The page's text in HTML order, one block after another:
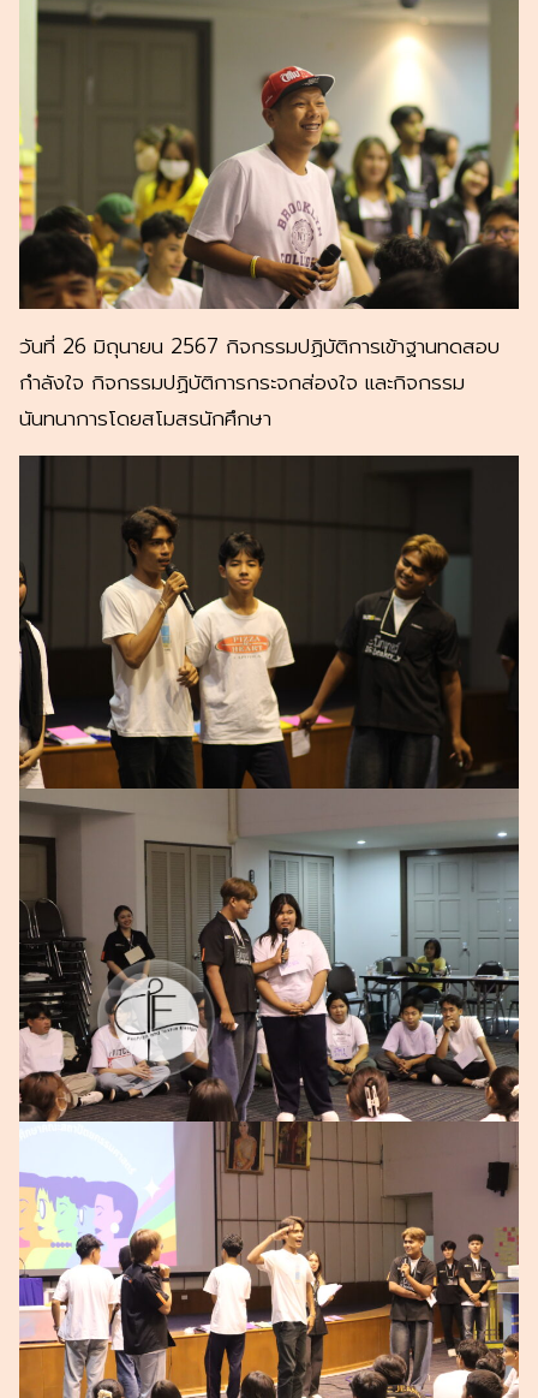
วันที่ 26 มิถุนายน 2567 กิจกรรมปฏิบัติการเข้าฐานทดสอบ
กำลังใจ กิจกรรมปฏิบัติการกระจกส่องใจ และกิจกรรม
นันทนาการโดยสโมสรนักศึกษา